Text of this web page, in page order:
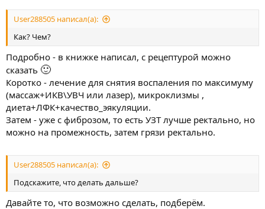
User288505 написал(а):
Как? Чем?
Подробно - в книжке написал, с рецептурой можно
сказать 🙂
Коротко - лечение для снятия воспаления по максимуму
(массаж+ИКВ\УВЧ или лазер), микроклизмы ,
диета+ЛФК+качество_эякуляции.
Затем - уже с фиброзом, то есть УЗТ лучше ректально, но
можно на промежность, затем грязи ректально.
User288505 написал(а):
Подскажите, что делать дальше?
Давайте то, что возможно сделать, подберём.